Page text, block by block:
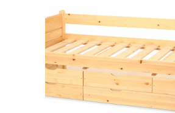
TOVÁBB OLVASOM